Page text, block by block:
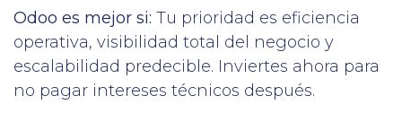
Odoo es mejor si: Tu prioridad es eficiencia
operativa, visibilidad total del negocio y
escalabilidad predecible. Inviertes ahora para
no pagar intereses técnicos después.